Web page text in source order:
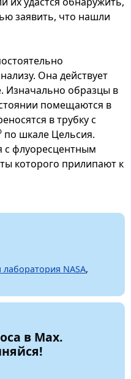
заявить, что нашли
Она действует
Изначально образцы в
помещаются в
в трубку с
по шкале Цельсия.
с флуоресцентным
которого прилипают к
лаборатория NASA,
в Max.